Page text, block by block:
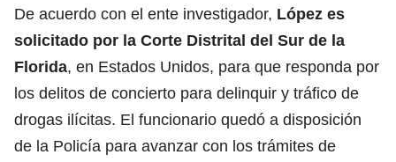
De acuerdo con el ente investigador, López es
solicitado por la Corte Distrital del Sur de la
Florida, en Estados Unidos, para que responda por
los delitos de concierto para delinquir y tráfico de
drogas ilícitas. El funcionario quedó a disposición
de la Policía para avanzar con los trámites de